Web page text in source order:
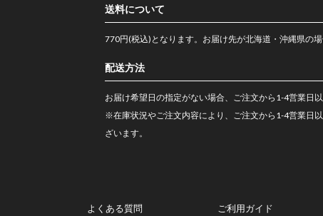
送料について
770円(税込)となります。お届け先が北海道・沖縄県の
配送方法
お届け希望日の指定がない場合、ご注文から1-4営業日以
※在庫状況やご注文内容により、ご注文から1-4営業日
ざいます。
よくある質問 ご利用ガイド